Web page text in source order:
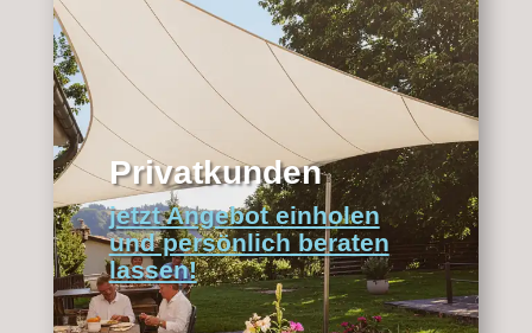
Privatkunden
jetzt Angebot einholen
und persönlich beraten
lassen!